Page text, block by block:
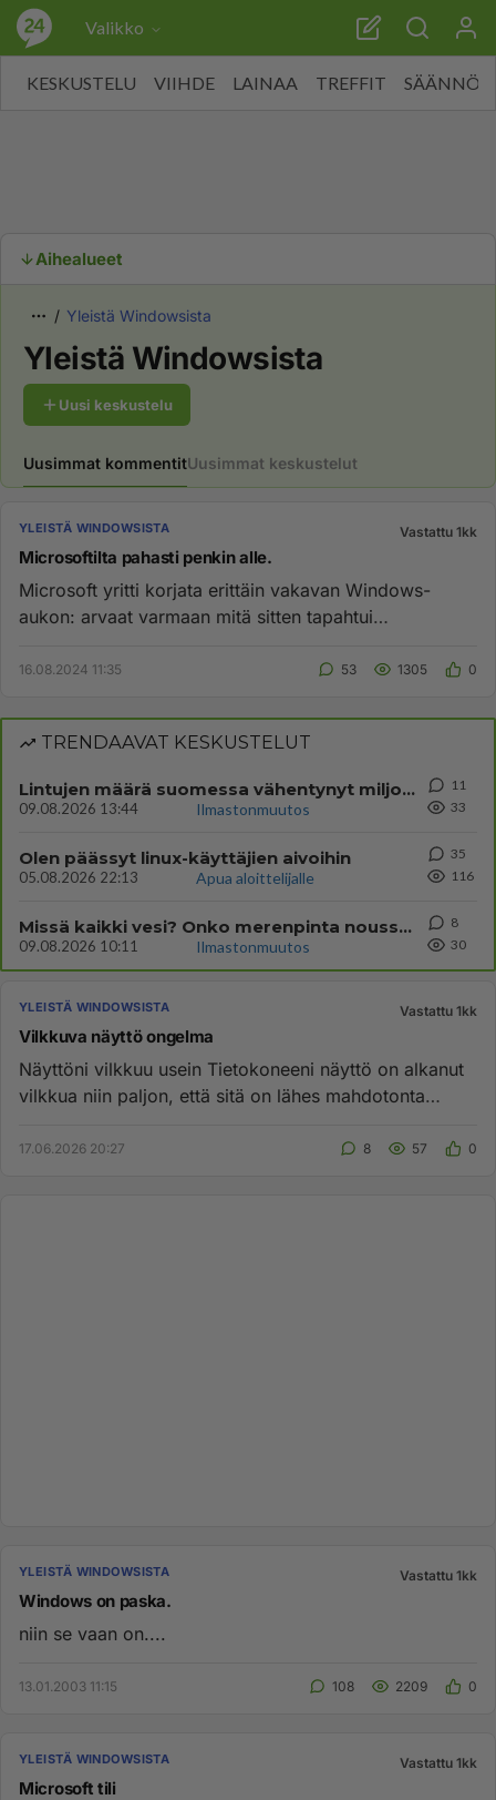
Valikko
KESKUSTELU VIIHDE LAINAA TREFFIT SÄÄNNÖT
Aihealueet
Yleistä Windowsista
Yleistä Windowsista
Uusi keskustelu
Uusimmat kommentitUusimmat keskustelut
YLEISTÄ WINDOWSISTA Vastattu 1kk
Microsoftilta pahasti penkin alle.
Microsoft yritti korjata erittäin vakavan Windows-
aukon: arvaat varmaan mitä sitten tapahtui
16.08.2024 11:35 53 1305 0
TRENDAAVAT KESKUSTELUT
Lintujen määrä suomessa vähentynyt miljoonilla muutamassa vuodessa, syynä ilmastonmuutos
09.08.2026 13:44 Ilmastonmuutos
11
33
Olen päässyt linux-käyttäjien aivoihin
05.08.2026 22:13 Apua aloittelijalle
35
116
Missä kaikki vesi? Onko merenpinta noussut?
09.08.2026 10:11 Ilmastonmuutos
8
30
YLEISTÄ WINDOWSISTA Vastattu 1kk
Vilkkuva näyttö ongelma
Näyttöni vilkkuu usein Tietokoneeni näyttö on alkanut
vilkkua niin paljon, että sitä on lähes mahdotonta
17.06.2026 20:27 8 57 0
YLEISTÄ WINDOWSISTA Vastattu 1kk
Windows on paska.
niin se vaan on....
13.01.2003 11:15 108 2209 0
YLEISTÄ WINDOWSISTA Vastattu 1kk
Microsoft tili